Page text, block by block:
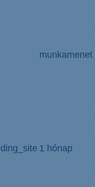
munkamenet
1 hónap